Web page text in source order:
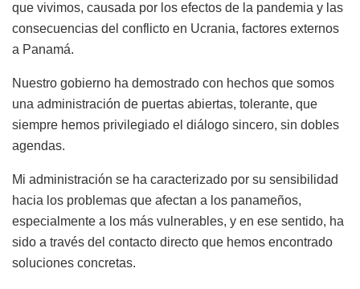
que vivimos, causada por los efectos de la pandemia y las
consecuencias del conflicto en Ucrania, factores externos
a Panamá.
Nuestro gobierno ha demostrado con hechos que somos
una administración de puertas abiertas, tolerante, que
siempre hemos privilegiado el diálogo sincero, sin dobles
agendas.
Mi administración se ha caracterizado por su sensibilidad
hacia los problemas que afectan a los panameños,
especialmente a los más vulnerables, y en ese sentido, ha
sido a través del contacto directo que hemos encontrado
soluciones concretas.